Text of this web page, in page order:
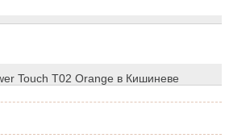
Touch T02 Orange в Кишиневе